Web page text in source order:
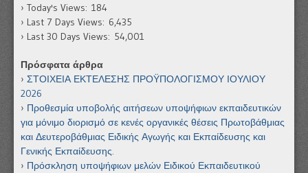
Today's Views: 184
Last 7 Days Views: 6,435
Last 30 Days Views: 54,001
Πρόσφατα άρθρα
ΣΤΟΙΧΕΙΑ ΕΚΤΕΛΕΣΗΣ ΠΡΟΫΠΟΛΟΓΙΣΜΟΥ ΙΟΥΛΙΟΥ
2026
Προθεσμία υποβολής αιτήσεων υποψήφιων εκπαιδευτικών
για μόνιμο διορισμό σε κενές οργανικές θέσεις Πρωτοβάθμιας
και Δευτεροβάθμιας Ειδικής Αγωγής και Εκπαίδευσης και
Γενικής Εκπαίδευσης.
Πρόσκληση υποψήφιων μελών Ειδικού Εκπαιδευτικού